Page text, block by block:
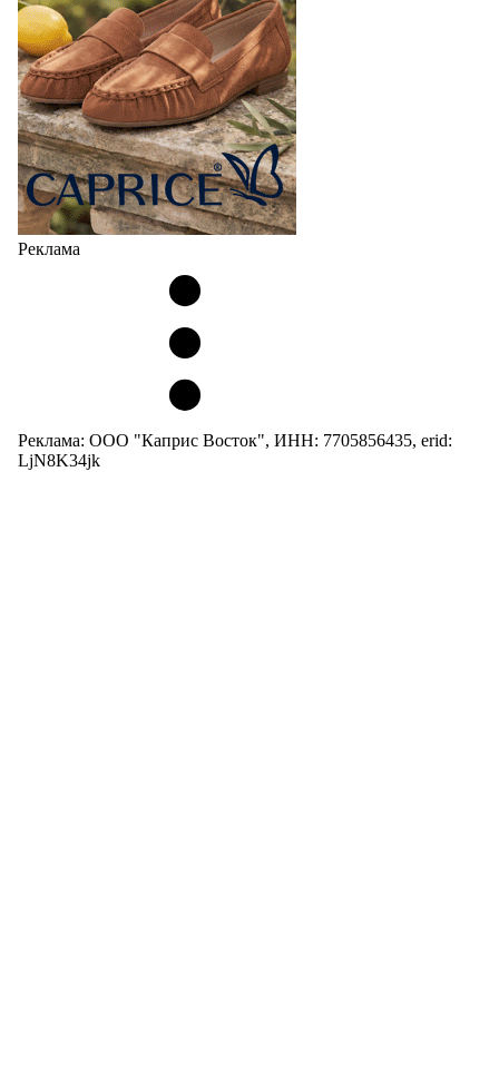
Реклама
Реклама: ООО "Каприс Восток", ИНН: 7705856435, erid:
LjN8K34jk